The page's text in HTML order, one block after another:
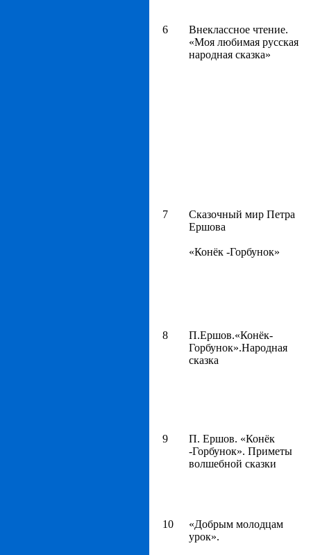
6
Внеклассное чтение.
«Моя любимая русская
народная сказка»
7
Сказочный мир Петра
Ершова
«Конёк -Горбунок»
8
П.Ершов.«Конёк-
Горбунок».Народная
сказка
9
П. Ершов. «Конёк
-Горбунок». Приметы
волшебной сказки
10
«Добрым молодцам
урок».